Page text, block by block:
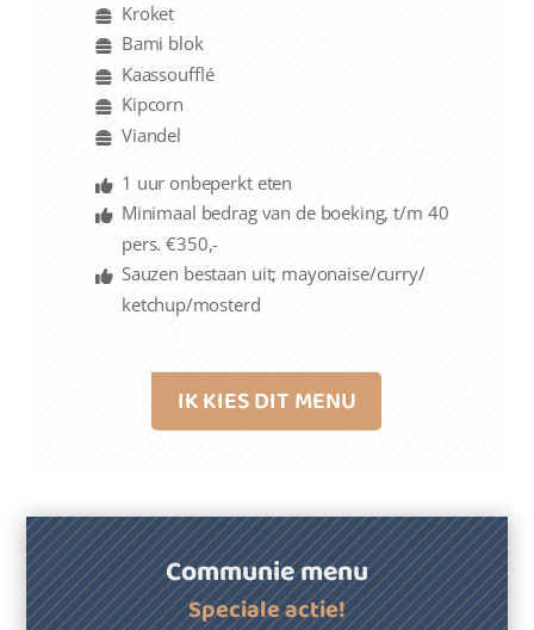
Kroket
Bami blok
Kaassoufflé
Kipcorn
Viandel
1 uur onbeperkt eten
Minimaal bedrag van de boeking, t/m 40
pers. €350,-
Sauzen bestaan uit; mayonaise/curry/
ketchup/mosterd
IK KIES DIT MENU
Communie menu
Speciale actie!